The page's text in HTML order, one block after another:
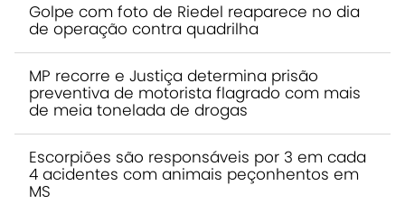
Golpe com foto de Riedel reaparece no dia
de operação contra quadrilha
MP recorre e Justiça determina prisão
preventiva de motorista flagrado com mais
de meia tonelada de drogas
Escorpiões são responsáveis por 3 em cada
4 acidentes com animais peçonhentos em
MS